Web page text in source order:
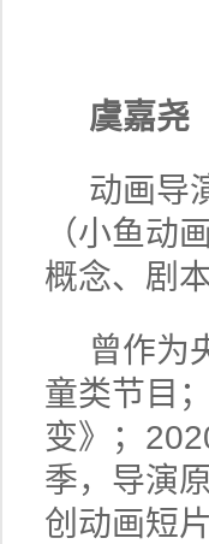
虞嘉尧
动画导
（小鱼动
概念、剧
曾作为
童类节目
变》；
季，导演
创动画短